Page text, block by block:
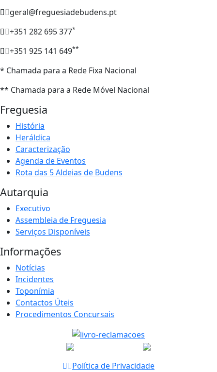
geral@freguesiadebudens.pt
+351 282 695 377*
+351 925 141 649**
* Chamada para a Rede Fixa Nacional
** Chamada para a Rede Móvel Nacional
Freguesia
História
Heráldica
Caracterização
Agenda de Eventos
Rota das 5 Aldeias de Budens
Autarquia
Executivo
Assembleia de Freguesia
Serviços Disponíveis
Informações
Notícias
Incidentes
Toponímia
Contactos Úteis
Procedimentos Concursais
Política de Privacidade